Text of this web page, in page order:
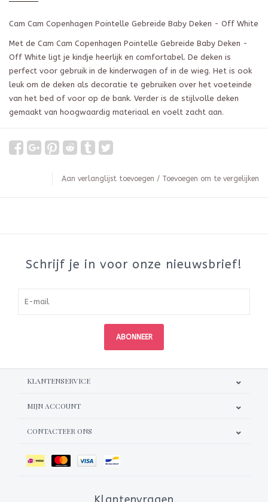
Cam Cam Copenhagen Pointelle Gebreide Baby Deken - Off White
Met de Cam Cam Copenhagen Pointelle Gebreide Baby Deken -
Off White ligt je kindje heerlijk en comfortabel. De deken is
perfect voor gebruik in de kinderwagen of in de wieg. Het is ook
leuk om de deken als decoratie te gebruiken over het voeteinde
van het bed of voor op de bank. Verder is de stijlvolle deken
gemaakt van hoogwaardig materiaal en voelt zacht aan.
Aan verlanglijst toevoegen / Toevoegen om te vergelijken
Schrijf je in voor onze nieuwsbrief!
ABONNEER
KLANTENSERVICE
MIJN ACCOUNT
CONTACTEER ONS